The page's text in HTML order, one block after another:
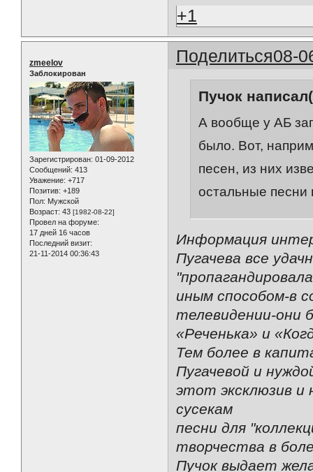
+1
Поделиться08-
zmeelov
Заблокирован
Зарегистрирован: 01-09-2012
Сообщений: 413
Уважение: +717
Позитив: +189
Пол: Мужской
Возраст: 43 [1982-08-22]
Провел на форуме:
17 дней 16 часов
Последний визит:
21-11-2014 00:36:43
Пучок
А вообще у АБ
было. Вот,
песен, из них
остальные песни
Информация
Пугачева все
иным способом-в
телевидении-они
«Реченька» и
Тем более в
Пугачевой и
этот эксклюзив и
сусекам
песни для
творчества в
Пучок выдает